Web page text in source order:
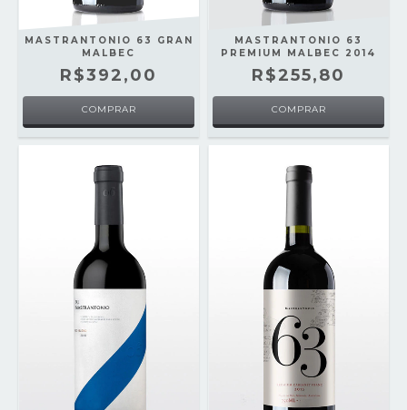
MASTRANTONIO 63 GRAN
MALBEC
R$392,00
MASTRANTONIO 63
PREMIUM MALBEC 2014
R$255,80